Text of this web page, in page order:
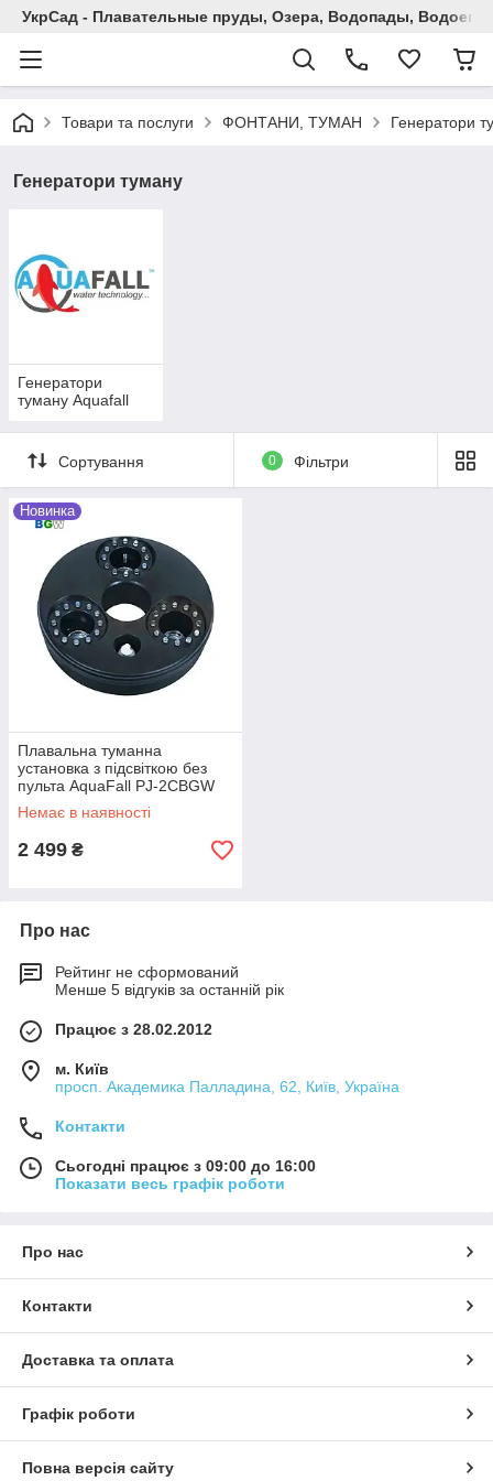
УкрСад - Плавательные пруды, Озера, Водопады,
Товари та послуги ФОНТАНИ, ТУМАН Генератори
Генератори туману
Генератори
туману Aquafall
Сортування 0 Фільтри
Новинка
Плавальна туманна
установка з підсвіткою без
пульта AquaFall PJ-2CBGW
72W кольорова
Немає в наявності
2 499 ₴
Про нас
Рейтинг не сформований
Менше 5 відгуків за останній рік
Працює з 28.02.2012
м. Київ
просп. Академика Палладина, 62, Київ, Україна
Контакти
Сьогодні працює з 09:00 до 16:00
Показати весь графік роботи
Про нас
Контакти
Доставка та оплата
Графік роботи
Повна версія сайту